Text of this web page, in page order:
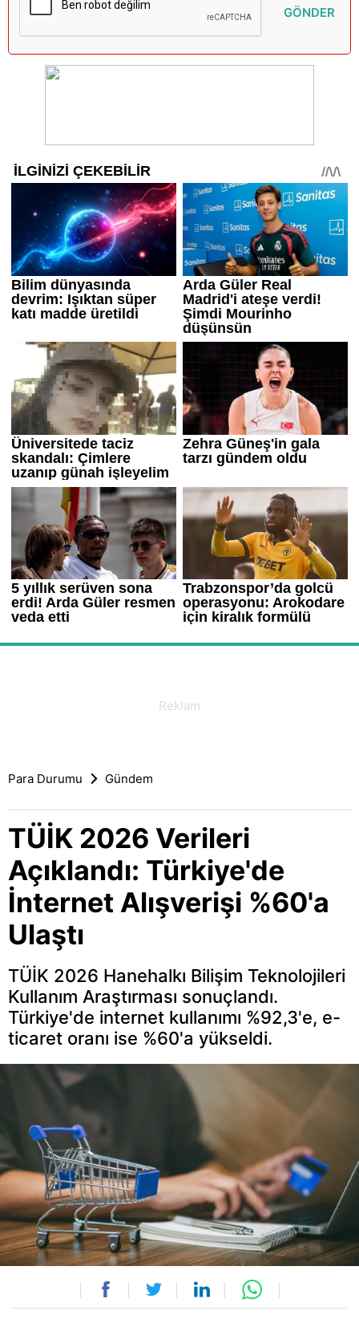
GÖNDER
Para Durumu Gündem
TÜİK 2026 Verileri
Açıklandı: Türkiye'de
İnternet Alışverişi %60'a
Ulaştı
TÜİK 2026 Hanehalkı Bilişim Teknolojileri
Kullanım Araştırması sonuçlandı.
Türkiye'de internet kullanımı %92,3'e, e-
ticaret oranı ise %60'a yükseldi.